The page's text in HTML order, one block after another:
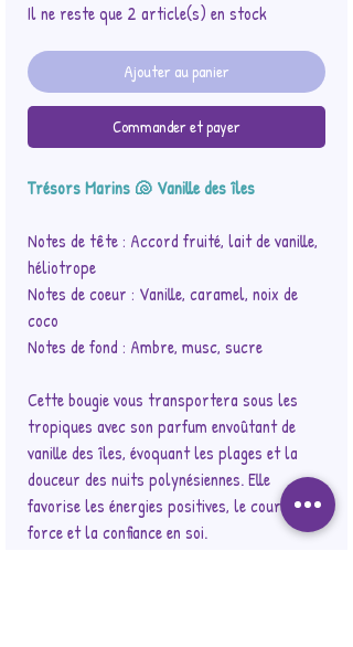
Il ne reste que 2 article(s) en stock
Ajouter au panier
Commander et payer
Trésors Marins 🐚 Vanille des îles
Notes de tête : Accord fruité, lait de vanille,
héliotrope
Notes de coeur : Vanille, caramel, noix de
coco
Notes de fond : Ambre, musc, sucre
Cette bougie vous transportera sous les
tropiques avec son parfum envoûtant de
vanille des îles, évoquant les plages et la
douceur des nuits polynésiennes. Elle
favorise les énergies positives, le courage, la
force et la confiance en soi.